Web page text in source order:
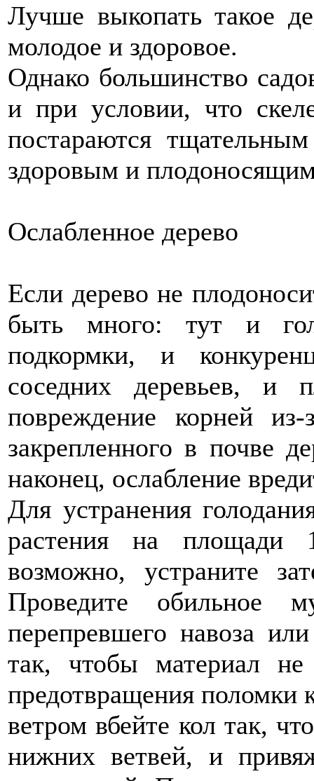
Лучше выкопать такое
молодое и здоровое.
Однако большинство
и при условии, что
постараются
здоровым и
Ослабленное дерево
Если дерево не
быть много: тут и
подкормки, и
соседних деревьев, и
повреждение корней из-
закрепленного в почве
наконец, ослабление
Для устранения
растения на площади
возможно, устраните
Проведите обильное
перепревшего навоза
так, чтобы материал
предотвращения поломки
ветром вбейте кол так,
нижних ветвей, и